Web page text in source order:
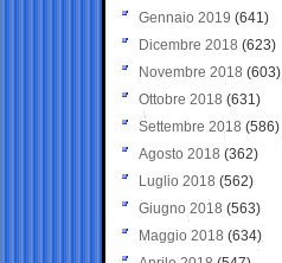
Gennaio 2019 (641)
Dicembre 2018 (623)
Novembre 2018 (603)
Ottobre 2018 (631)
Settembre 2018 (586)
Agosto 2018 (362)
Luglio 2018 (562)
Giugno 2018 (563)
Maggio 2018 (634)